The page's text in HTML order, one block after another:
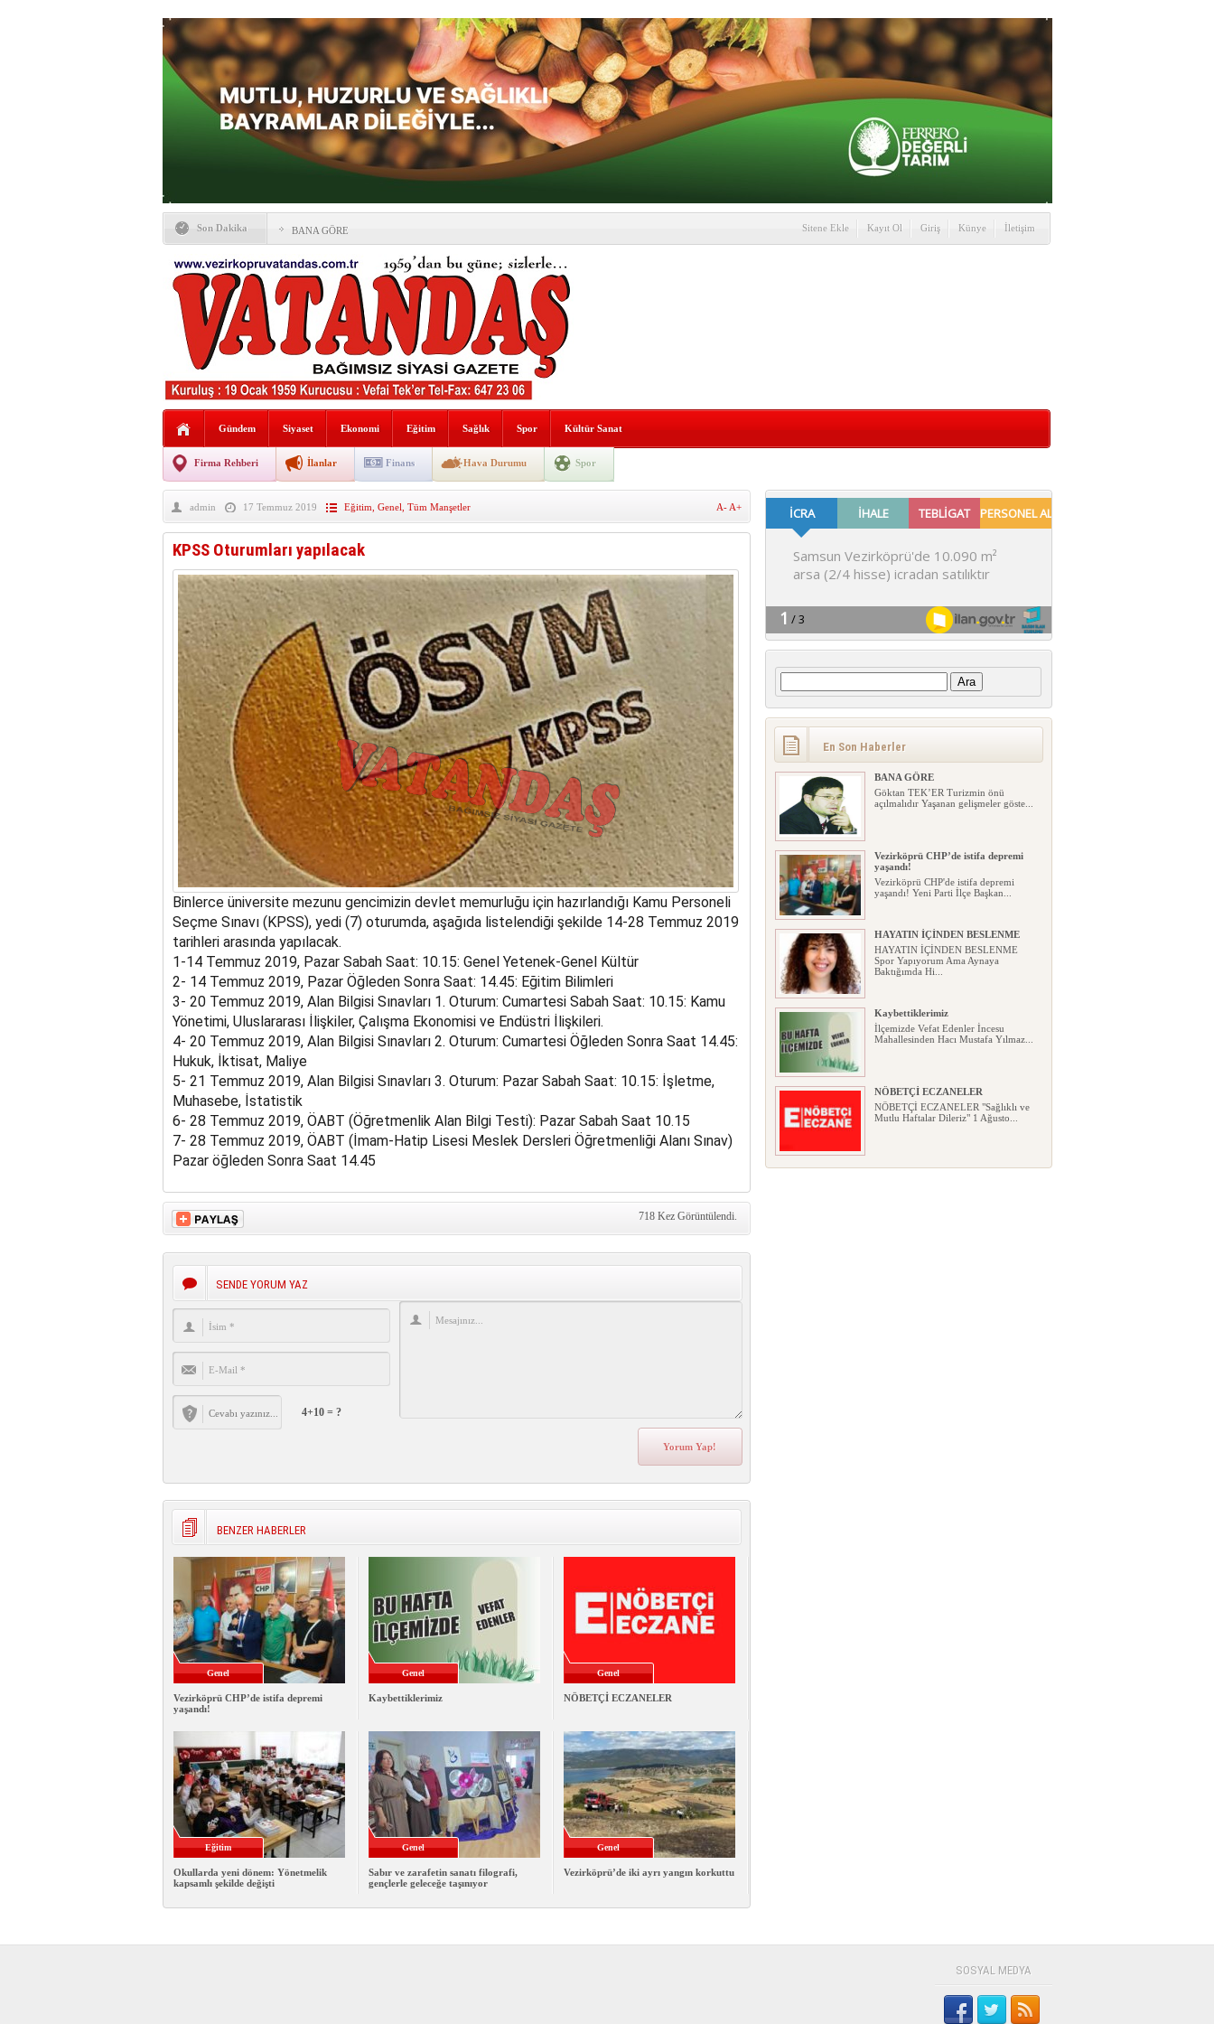
Son Dakika BANA GÖRE
Vezirköprü CHP’de istifa depremi yaşandı!
HAYATIN İÇİNDEN BESLENME
Kaybettiklerimiz
NÖBETÇİ ECZANELER
Okullarda yeni dönem: Yönetmelik kapsamlı şekilde
değişti
taşınıyor
Hafif ticari araç takla attı! 2’si Çocuk 5 Yaralı
“Yaz Seninle Güzel” doğa yürüyüşü
Sitene Ekle Kayıt Ol Giriş Künye İletişim
Gündem Siyaset Ekonomi Eğitim Sağlık Spor Kültür Sanat
Firma Rehberi İlanlar Finans Hava Durumu Spor
admin 17 Temmuz 2019 Eğitim Genel Tüm Manşetler A- A+
KPSS Oturumları yapılacak
Binlerce üniversite mezunu gencimizin devlet memurluğu için hazırlandığı Kamu Personeli
Seçme Sınavı (KPSS), yedi (7) oturumda, aşağıda listelendiği şekilde 14-28 Temmuz 2019
tarihleri arasında yapılacak.
1-14 Temmuz 2019, Pazar Sabah Saat: 10.15: Genel Yetenek-Genel Kültür
2- 14 Temmuz 2019, Pazar Öğleden Sonra Saat: 14.45: Eğitim Bilimleri
3- 20 Temmuz 2019, Alan Bilgisi Sınavları 1. Oturum: Cumartesi Sabah Saat: 10.15: Kamu
Yönetimi, Uluslararası İlişkiler, Çalışma Ekonomisi ve Endüstri İlişkileri.
4- 20 Temmuz 2019, Alan Bilgisi Sınavları 2. Oturum: Cumartesi Öğleden Sonra Saat 14.45:
Hukuk, İktisat, Maliye
5- 21 Temmuz 2019, Alan Bilgisi Sınavları 3. Oturum: Pazar Sabah Saat: 10.15: İşletme,
Muhasebe, İstatistik
6- 28 Temmuz 2019, ÖABT (Öğretmenlik Alan Bilgi Testi): Pazar Sabah Saat 10.15
7- 28 Temmuz 2019, ÖABT (İmam-Hatip Lisesi Meslek Dersleri Öğretmenliği Alanı Sınav)
Pazar öğleden Sonra Saat 14.45
718 Kez Görüntülendi.
SENDE YORUM YAZ
4+10 = ?
BENZER HABERLER
Genel
Vezirköprü CHP’de istifa depremi
yaşandı!
Genel
Kaybettiklerimiz
Genel
NÖBETÇİ ECZANELER
Eğitim
Okullarda yeni dönem: Yönetmelik
kapsamlı şekilde değişti
Genel
Sabır ve zarafetin sanatı filografi,
gençlerle geleceğe taşınıyor
Genel
Vezirköprü’de iki ayrı yangın korkuttu
Arama:
En Son Haberler
BANA GÖRE
Göktan TEK’ER Turizmin önü
açılmalıdır Yaşanan gelişmeler göste...
Vezirköprü CHP’de istifa depremi
yaşandı!
Vezirköprü CHP'de istifa depremi
yaşandı! Yeni Parti İlçe Başkan...
HAYATIN İÇİNDEN BESLENME
HAYATIN İÇİNDEN BESLENME
Spor Yapıyorum Ama Aynaya
Baktığımda Hi...
Kaybettiklerimiz
İlçemizde Vefat Edenler İncesu
Mahallesinden Hacı Mustafa Yılmaz...
NÖBETÇİ ECZANELER
NÖBETÇİ ECZANELER "Sağlıklı ve
Mutlu Haftalar Dileriz" 1 Ağusto...
Okullarda yeni dönem: Yönetmelik
SOSYAL MEDYA